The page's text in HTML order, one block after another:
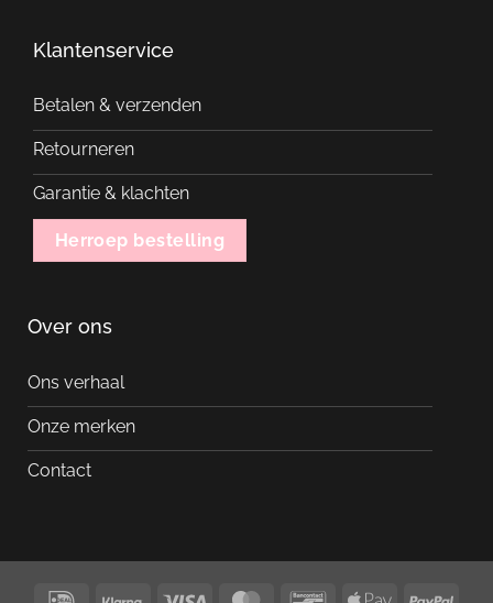
Klantenservice
Betalen & verzenden
Retourneren
Garantie & klachten
Herroep bestelling
Over ons
Ons verhaal
Onze merken
Contact
IDeal Klarna Visa MasterCardBancontactApple